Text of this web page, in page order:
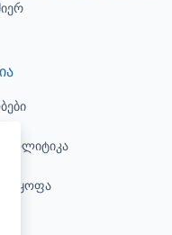
პოლიტიკა